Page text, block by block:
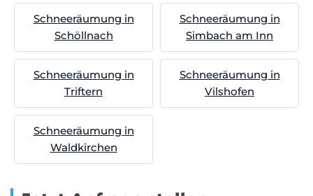
Schneeräumung in
Schöllnach
Schneeräumung in
Simbach am Inn
Schneeräumung in
Triftern
Schneeräumung in
Vilshofen
Schneeräumung in
Waldkirchen